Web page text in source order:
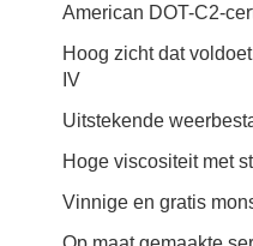
American DOT-C2-
Hoog zicht dat
IV
Uitstekende
Hoge viscositeit met
Vinnige en gratis